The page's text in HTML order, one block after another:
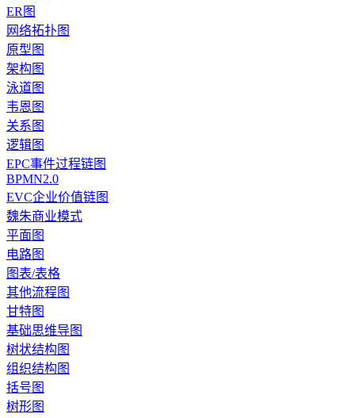
ER图
网络拓扑图
原型图
架构图
泳道图
韦恩图
关系图
逻辑图
EPC事件过程链图
BPMN2.0
EVC企业价值链图
魏朱商业模式
平面图
电路图
图表/表格
其他流程图
甘特图
基础思维导图
树状结构图
组织结构图
括号图
树形图